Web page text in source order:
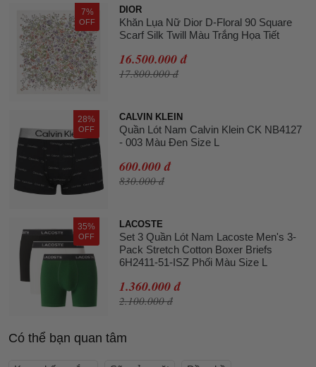
7%
OFF
DIOR
Khăn Lụa Nữ Dior D-Floral 90 Square
Scarf Silk Twill Màu Trắng Họa Tiết
16.500.000 đ
17.800.000 đ
28%
OFF
CALVIN KLEIN
Quần Lót Nam Calvin Klein CK NB4127
- 003 Màu Đen Size L
600.000 đ
830.000 đ
35%
OFF
LACOSTE
Set 3 Quần Lót Nam Lacoste Men's 3-
Pack Stretch Cotton Boxer Briefs
6H2411-51-ISZ Phối Màu Size L
1.360.000 đ
2.100.000 đ
Có thể bạn quan tâm